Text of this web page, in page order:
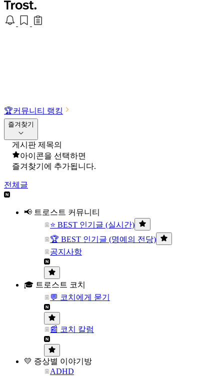
🏆커뮤니티 랭킹
즐겨찾기
게시판 제목의
아이콘을 선택하면
즐겨찾기에 추가됩니다.
전체글
📢 트로스트 커뮤니티
⭐ BEST 인기글 (실시간)
🏆 BEST 인기글 (명예의 전당)
공지사항
🎓 트로스트 코치
💬 코치에게 묻기
📰 코치 칼럼
💛 증상별 이야기방
ADHD